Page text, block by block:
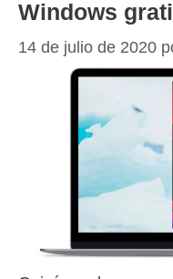
Windows
14 de julio de 2020